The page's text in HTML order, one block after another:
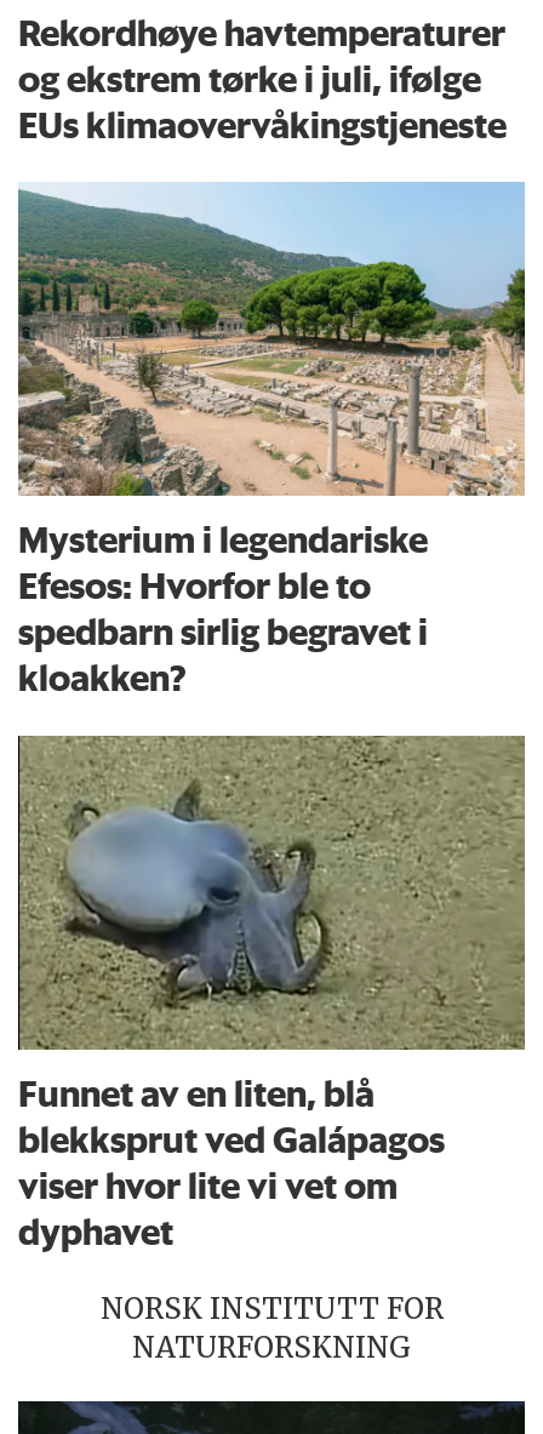
Rekordhøye havtemperaturer
og ekstrem tørke i juli, ifølge
EUs klima­overvåkings­tjeneste
Mysterium i legendariske
Efesos: Hvorfor ble to
spedbarn sirlig begravet i
kloakken?
Funnet av en liten, blå
blekksprut ved Galápagos
viser hvor lite vi vet om
dyphavet
NORSK INSTITUTT FOR
NATURFORSKNING